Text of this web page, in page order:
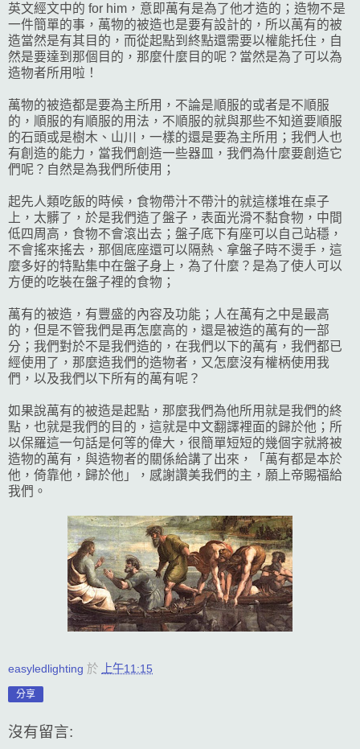
英文經文中的 for him，意即萬有是為了他才造的；造物不是
一件簡單的事，萬物的被造也是要有設計的，所以萬有的被
造當然是有其目的，而從起點到終點還需要以權能托住，自
然是要達到那個目的，那麼什麼目的呢？當然是為了可以為
造物者所用啦！
萬物的被造都是要為主所用，不論是順服的或者是不順服
的，順服的有順服的用法，不順服的就與那些不知道要順服
的石頭或是樹木、山川，一樣的還是要為主所用；我們人也
有創造的能力，當我們創造一些器皿，我們為什麼要創造它
們呢？自然是為我們所使用；
起先人類吃飯的時候，食物帶汁不帶汁的就這樣堆在桌子
上，太髒了，於是我們造了盤子，表面光滑不黏食物，中間
低四周高，食物不會滾出去；盤子底下有座可以自己站穩，
不會搖來搖去，那個底座還可以隔熱、拿盤子時不燙手，這
麼多好的特點集中在盤子身上，為了什麼？是為了使人可以
方便的吃裝在盤子裡的食物；
萬有的被造，有豐盛的內容及功能；人在萬有之中是最高
的，但是不管我們是再怎麼高的，還是被造的萬有的一部
分；我們對於不是我們造的，在我們以下的萬有，我們都已
經使用了，那麼造我們的造物者，又怎麼沒有權柄使用我
們，以及我們以下所有的萬有呢？
如果說萬有的被造是起點，那麼我們為他所用就是我們的終
點，也就是我們的目的，這就是中文翻譯裡面的歸於他；所
以保羅這一句話是何等的偉大，很簡單短短的幾個字就將被
造物的萬有，與造物者的關係給講了出來，「萬有都是本於
他，倚靠他，歸於他」，感謝讚美我們的主，願上帝賜福給
我們。
easyledlighting 於 上午11:15
分享
沒有留言: